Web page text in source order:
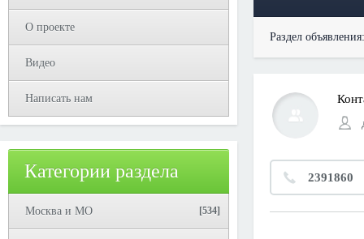
О проекте
Видео
Написать нам
Категории раздела
Москва и МО [534]
Раздел
2391860